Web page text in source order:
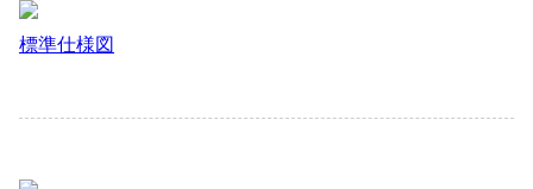
標準仕様図